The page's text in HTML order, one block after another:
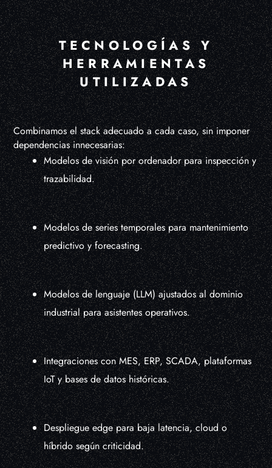
TECNOLOGÍAS Y
HERRAMIENTAS
UTILIZADAS
Combinamos el stack adecuado a cada caso, sin imponer
dependencias innecesarias:
Modelos de visión por ordenador para inspección y
trazabilidad.
Modelos de series temporales para mantenimiento
predictivo y forecasting.
Modelos de lenguaje (LLM) ajustados al dominio
industrial para asistentes operativos.
Integraciones con MES, ERP, SCADA, plataformas
IoT y bases de datos históricas.
Despliegue edge para baja latencia, cloud o
híbrido según criticidad.